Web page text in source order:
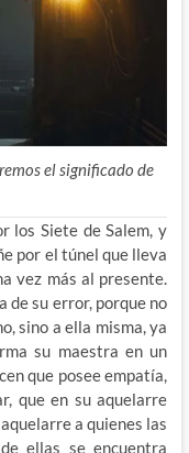
el significado de
los Siete de Salem, y
por el túnel que lleva
vez más al presente.
de su error, porque no
sino a ella misma, ya
su maestra en un
que posee empatía,
que en su aquelarre
a quienes las
ellas se encuentra